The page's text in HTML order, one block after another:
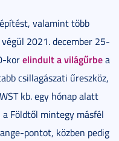
valamint több
2021. december 25-
korelindult a világűrbea
csillagászati űreszköz,
kb. egy hónap alatt
Földtől mintegy másfél
pontot, közben pedig